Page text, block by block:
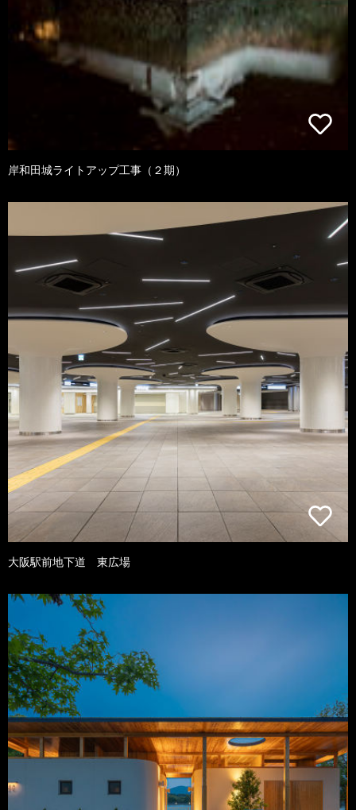
岸和田城ライトアップ工事（２期）
大阪駅前地下道 東広場